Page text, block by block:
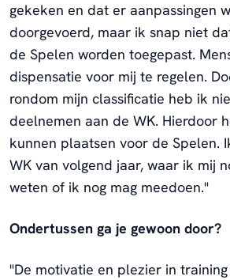
gekeken en dat er aanpassingen
doorgevoerd, maar ik snap niet
de Spelen worden toegepast.
dispensatie voor mij te regelen.
rondom mijn classificatie heb ik
deelnemen aan de WK. Hierdoor
kunnen plaatsen voor de Spelen.
WK van volgend jaar, waar ik mij
weten of ik nog mag meedoen."
Ondertussen ga je gewoon door?
"De motivatie en plezier in